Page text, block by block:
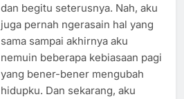
dan begitu seterusnya. Nah, aku
juga pernah ngerasain hal yang
sama sampai akhirnya aku
nemuin beberapa kebiasaan pagi
yang bener-bener mengubah
hidupku. Dan sekarang, aku